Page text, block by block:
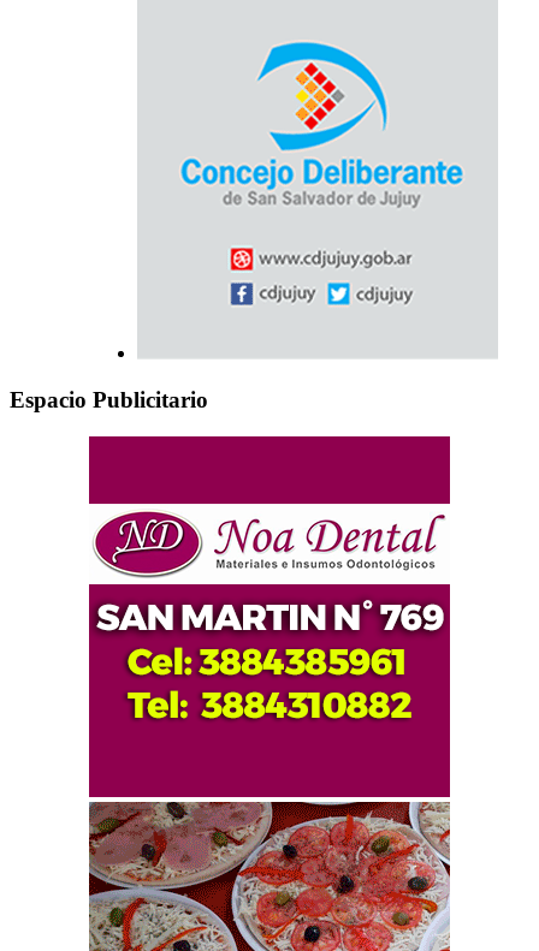
Espacio Publicitario